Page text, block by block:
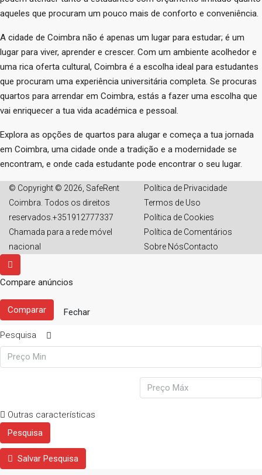
aqueles que procuram um pouco mais de conforto e conveniência.
A cidade de Coimbra não é apenas um lugar para estudar; é um
lugar para viver, aprender e crescer. Com um ambiente acolhedor e
uma rica oferta cultural, Coimbra é a escolha ideal para estudantes
que procuram uma experiência universitária completa. Se procuras
quartos para arrendar em Coimbra, estás a fazer uma escolha que
vai enriquecer a tua vida académica e pessoal.
Explora as opções de quartos para alugar e começa a tua jornada
em Coimbra, uma cidade onde a tradição e a modernidade se
encontram, e onde cada estudante pode encontrar o seu lugar.
© Copyright © 2026, SafeRent
Coimbra. Todos os direitos
reservados.+351912777337
Chamada para a rede móvel
nacional
Política de Privacidade
Termos de Uso
Política de Cookies
Política de Comentários
Sobre NósContacto
Compare anúncios
Comparar Fechar
Pesquisa
Outras características
Pesquisa
Salvar Pesquisa